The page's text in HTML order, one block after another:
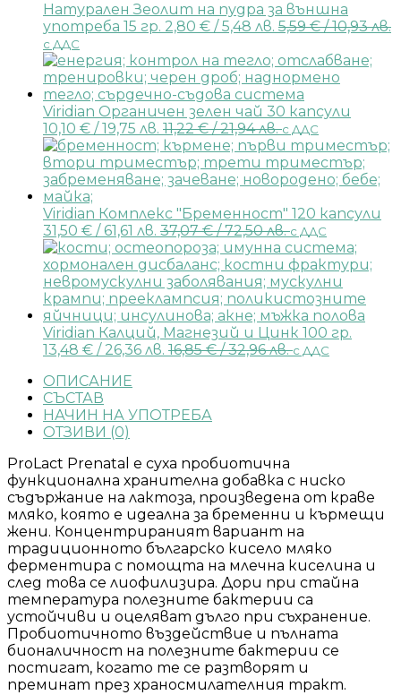
Натурален Зеолит на пудра за външна
употреба 15 гр. 2,80 € / 5,48 лв. 5,59€/ 10,93 лв.
с ДДС
Viridian Органичен зелен чай 30 капсули
10,10 € / 19,75 лв. 11,22€/ 21,94 лв.с ДДС
Viridian Комплекс "Бременност" 120 капсули
31,50 € / 61,61 лв. 37,07€/ 72,50 лв.с ДДС
Viridian Калций, Магнезий и Цинк 100 гр.
13,48 € / 26,36 лв. 16,85€/ 32,96 лв.с ДДС
ОПИСАНИЕ
СЪСТАВ
НАЧИН НА УПОТРЕБА
ОТЗИВИ (0)
ProLact Prenatal е суха пробиотична
функционална хранителна добавка с ниско
съдържание на лактоза, произведена от краве
мляко, която е идеална за бременни и кърмещи
жени. Концентрираният вариант на
традиционното българско кисело мляко
ферментира с помощта на млечна киселина и
след това се лиофилизира. Дори при стайна
температура полезните бактерии са
устойчиви и оцеляват дълго при съхранение.
Пробиотичното въздействие и пълната
бионаличност на полезните бактерии се
постигат, когато те се разтворят и
преминат през храносмилателния тракт.